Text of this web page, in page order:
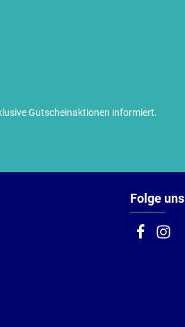
Gutscheinaktionen informiert.
Folge uns